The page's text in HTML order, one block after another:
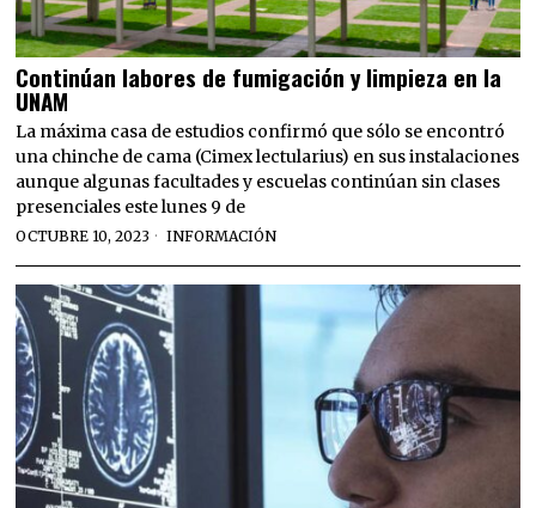
Continúan labores de fumigación y limpieza en la
UNAM
La máxima casa de estudios confirmó que sólo se encontró
una chinche de cama (Cimex lectularius) en sus instalaciones
aunque algunas facultades y escuelas continúan sin clases
presenciales este lunes 9 de
OCTUBRE 10, 2023 INFORMACIÓN